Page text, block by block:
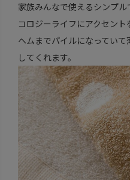
家族みんなで使えるシンプ
コロジーライフにアクセント
ヘムまでパイルになってい
してくれます。